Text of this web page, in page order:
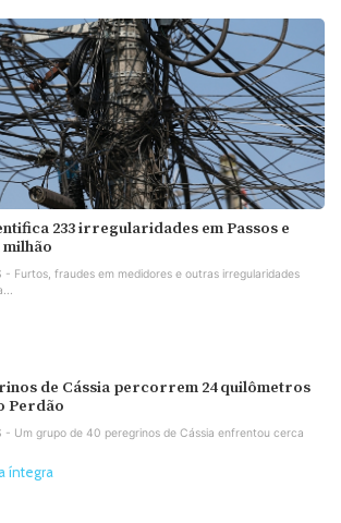
233 irregularidades em Passos e
- Furtos, fraudes em medidores e outras irregularidades
de Cássia percorrem 24 quilômetros
Perdão
- Um grupo de 40 peregrinos de Cássia enfrentou cerca
íntegra